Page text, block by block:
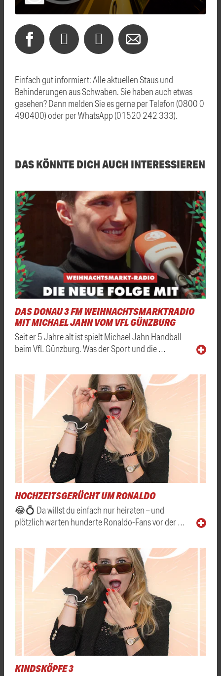
Einfach gut informiert: Alle aktuellen Staus und
Behinderungen aus Schwaben. Sie haben auch etwas
gesehen? Dann melden Sie es gerne per Telefon (0800 0
490400) oder per WhatsApp (01520 242 333).
DAS KÖNNTE DICH AUCH INTERESSIEREN
DAS DONAU 3 FM WEIHNACHTSMARKTRADIO
MIT MICHAEL JAHN VOM VFL GÜNZBURG
Seit er 5 Jahre alt ist spielt Michael Jahn Handball
beim VfL Günzburg. Was der Sport und die …
HOCHZEITSGERÜCHT UM RONALDO
😂💍 Da willst du einfach nur heiraten – und
plötzlich warten hunderte Ronaldo-Fans vor der …
KINDSKÖPFE 3